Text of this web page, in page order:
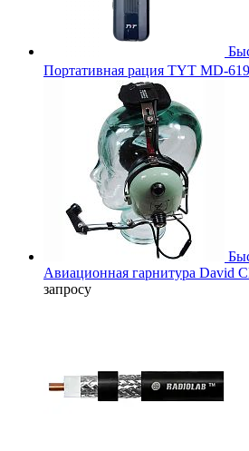
Портативная рация TYT MD-619
Авиационная гарнитура David
запросу